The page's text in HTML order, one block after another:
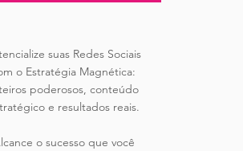
suas Redes Sociais
o Estratégia Magnética:
poderosos, conteúdo
e resultados reais.
o sucesso que você